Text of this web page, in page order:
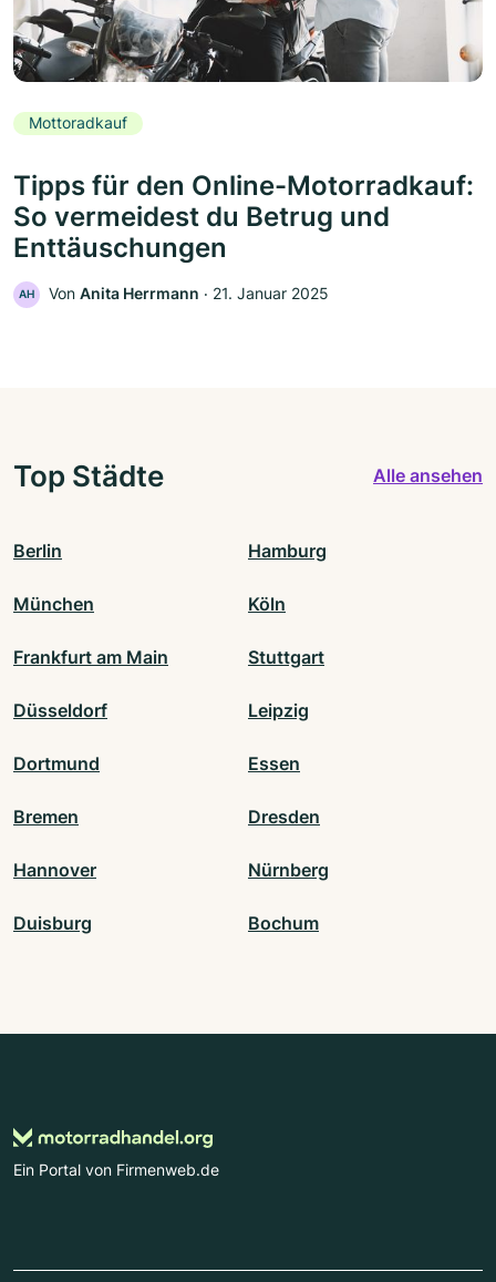
Mottoradkauf
Tipps für den Online-Motorradkauf:
So vermeidest du Betrug und
Enttäuschungen
AH Von Anita Herrmann ‧ 21. Januar 2025
Top Städte Alle ansehen
Berlin Hamburg
München Köln
Frankfurt am Main Stuttgart
Düsseldorf Leipzig
Dortmund Essen
Bremen Dresden
Hannover Nürnberg
Duisburg Bochum
Ein Portal von Firmenweb.de